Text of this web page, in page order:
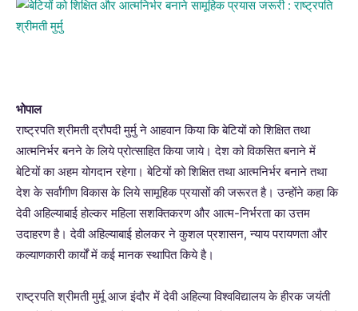
भोपाल
राष्ट्रपति श्रीमती द्रौपदी मुर्मु ने आहवान किया कि बेटियों को शिक्षित तथा
आत्मनिर्भर बनने के लिये प्रोत्साहित किया जाये। देश को विकसित बनाने में
बेटियों का अहम योगदान रहेगा। बेटियों को शिक्षित तथा आत्मनिर्भर बनाने तथा
देश के सर्वांगीण विकास के लिये सामूहिक प्रयासों की जरूरत है। उन्होंने कहा कि
देवी अहिल्याबाई होल्कर महिला सशक्तिकरण और आत्म-निर्भरता का उत्तम
उदाहरण है। देवी अहिल्याबाई होलकर ने कुशल प्रशासन, न्याय परायणता और
कल्याणकारी कार्यों में कई मानक स्थापित किये है।
राष्ट्रपति श्रीमती मुर्मू आज इंदौर में देवी अहिल्या विश्वविद्यालय के हीरक जयंती